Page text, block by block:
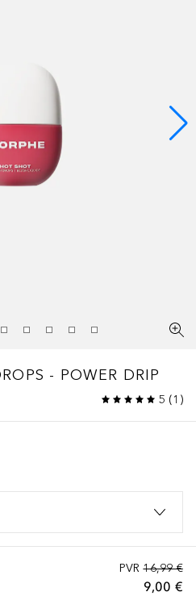
- POWER DRIP
5 (1 )
PVR 16,99 €
9,00 €